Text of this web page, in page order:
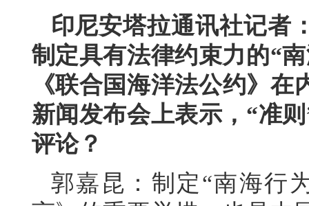
印尼安塔拉通讯社记者
制定具有法律约束力的“
《联合国海洋法公约》
新闻发布会上表示，“准
评论？
郭嘉昆：制定“南海行